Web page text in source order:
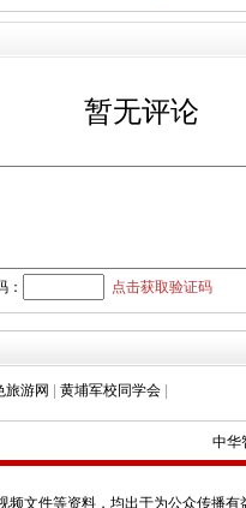
暂无评论
点击获取验证码
旅游网 黄埔军校同学会
中华
文件等资料，均出于为公众传播